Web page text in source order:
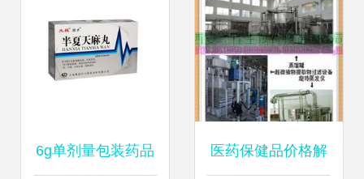
6g单剂量包装药品 医药保健品价格解